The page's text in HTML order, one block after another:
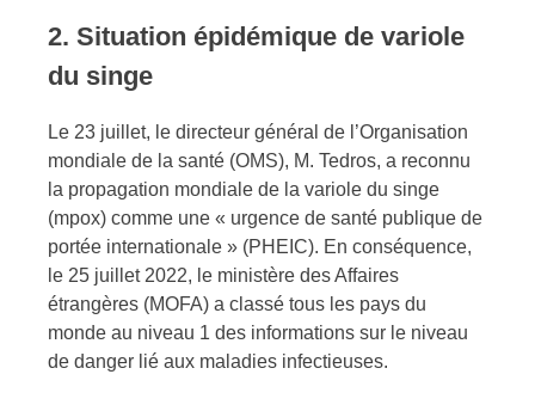
2. Situation épidémique de variole
du singe
Le 23 juillet, le directeur général de l’Organisation
mondiale de la santé (OMS), M. Tedros, a reconnu
la propagation mondiale de la variole du singe
(mpox) comme une « urgence de santé publique de
portée internationale » (PHEIC). En conséquence,
le 25 juillet 2022, le ministère des Affaires
étrangères (MOFA) a classé tous les pays du
monde au niveau 1 des informations sur le niveau
de danger lié aux maladies infectieuses.